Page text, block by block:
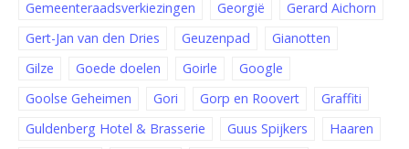
Gemeenteraadsverkiezingen
Georgië
Gerard Aichorn
Gert-Jan van den Dries
Geuzenpad
Gianotten
Gilze
Goede doelen Goirle
Google
Goolse Geheimen
Gori Gorp en Roovert
Graffiti
Guldenberg Hotel & Brasserie
Guus Spijkers
Haaren